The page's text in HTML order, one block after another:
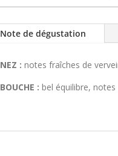
Note de dégustation
NEZ : notes fraîches de
BOUCHE : bel équilibre,